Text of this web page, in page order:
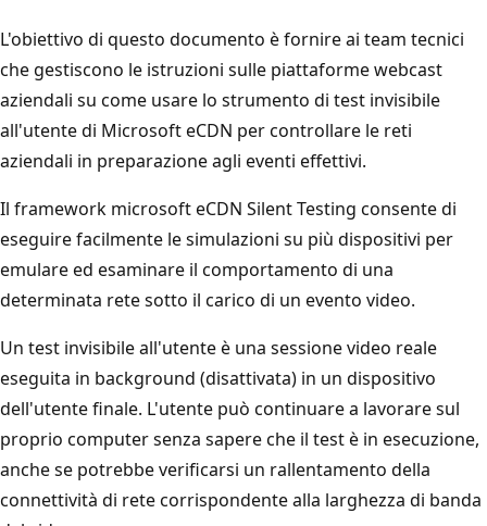
L'obiettivo di questo documento è fornire ai team tecnici
che gestiscono le istruzioni sulle piattaforme webcast
aziendali su come usare lo strumento di test invisibile
all'utente di Microsoft eCDN per controllare le reti
aziendali in preparazione agli eventi effettivi.
Il framework microsoft eCDN Silent Testing consente di
eseguire facilmente le simulazioni su più dispositivi per
emulare ed esaminare il comportamento di una
determinata rete sotto il carico di un evento video.
Un test invisibile all'utente è una sessione video reale
eseguita in background (disattivata) in un dispositivo
dell'utente finale. L'utente può continuare a lavorare sul
proprio computer senza sapere che il test è in esecuzione,
anche se potrebbe verificarsi un rallentamento della
connettività di rete corrispondente alla larghezza di banda